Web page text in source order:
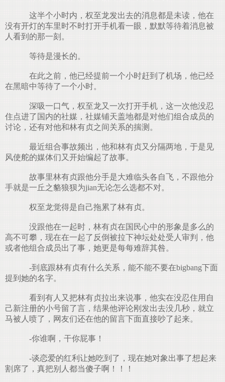
这半个小时内，权至龙发出去的消息都是未读，他在
没有开灯的车里时不时打开手机看一眼，默默等待着消息被
人看到的那一刻。
等待是漫长的。
在此之前，他已经提前一个小时赶到了机场，他已经
在黑暗中等待了一个小时。
深吸一口气，权至龙又一次打开手机，这一次他没忍
住点进了国内的社媒，社媒铺天盖地都是对他们组合成员的
讨论，还有对他和林有贞之间关系的揣测。
最近组合事故频出，他和林有贞又分隔两地，于是见
风使舵的媒体们又开始编起了故事。
故事里林有贞跟他分手是大难临头各自飞，不跟他分
手就是一丘之貉狼狈为jian无论怎么选都不对。
权至龙觉得是自己拖累了林有贞。
没跟他在一起时，林有贞在国民心中的形象是多么的
高不可攀，现在在一起了反倒被拉下神坛处处受人审判，他
或者他组合成员出了事，她更是每每难辞其咎。
-到底跟林有贞有什么关系，能不能不要在bigbang下面
提到她的名字。
看到有人又把林有贞拉出来说事，他实在没忍住用自
己新注册的小号留了言，结果他评论刚发出去没几秒，就立
马被人喷了，网友们还在他的留言下面直接吵了起来。
-你谁啊，干你屁事！
-谈恋爱的红利让她吃到了，现在她对象出事了想起来
割席了，真把别人都当傻子啊！！！